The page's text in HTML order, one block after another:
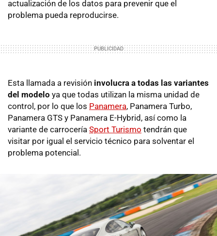
actualización de los datos para prevenir que el
problema pueda reproducirse.
Esta llamada a revisión involucra a todas las variantes
del modelo ya que todas utilizan la misma unidad de
control, por lo que los Panamera, Panamera Turbo,
Panamera GTS y Panamera E-Hybrid, así como la
variante de carrocería Sport Turismo tendrán que
visitar por igual el servicio técnico para solventar el
problema potencial.